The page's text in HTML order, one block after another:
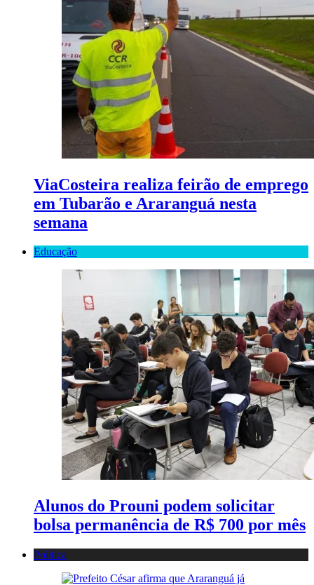
ViaCosteira realiza feirão de emprego
em Tubarão e Araranguá nesta
semana
Educação
Alunos do Prouni podem solicitar
bolsa permanência de R$ 700 por mês
Política